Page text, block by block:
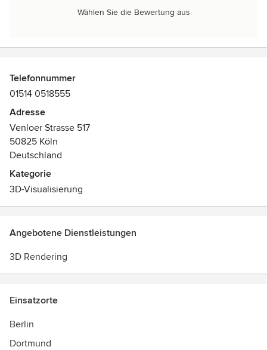
Wählen Sie die Bewertung aus
Telefonnummer
01514 0518555
Adresse
Venloer Strasse 517
50825 Köln
Deutschland
Kategorie
3D-Visualisierung
Angebotene Dienstleistungen
3D Rendering
Einsatzorte
Berlin
Dortmund